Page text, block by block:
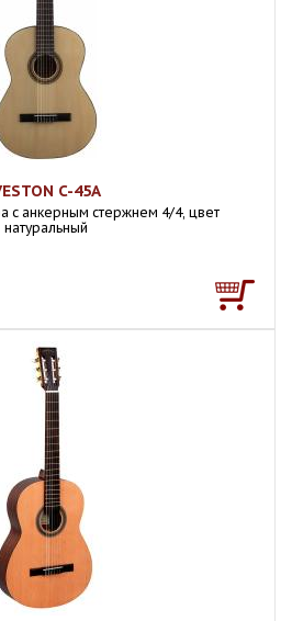
C-45A
с анкерным стержнем 4/4, цвет
натуральный